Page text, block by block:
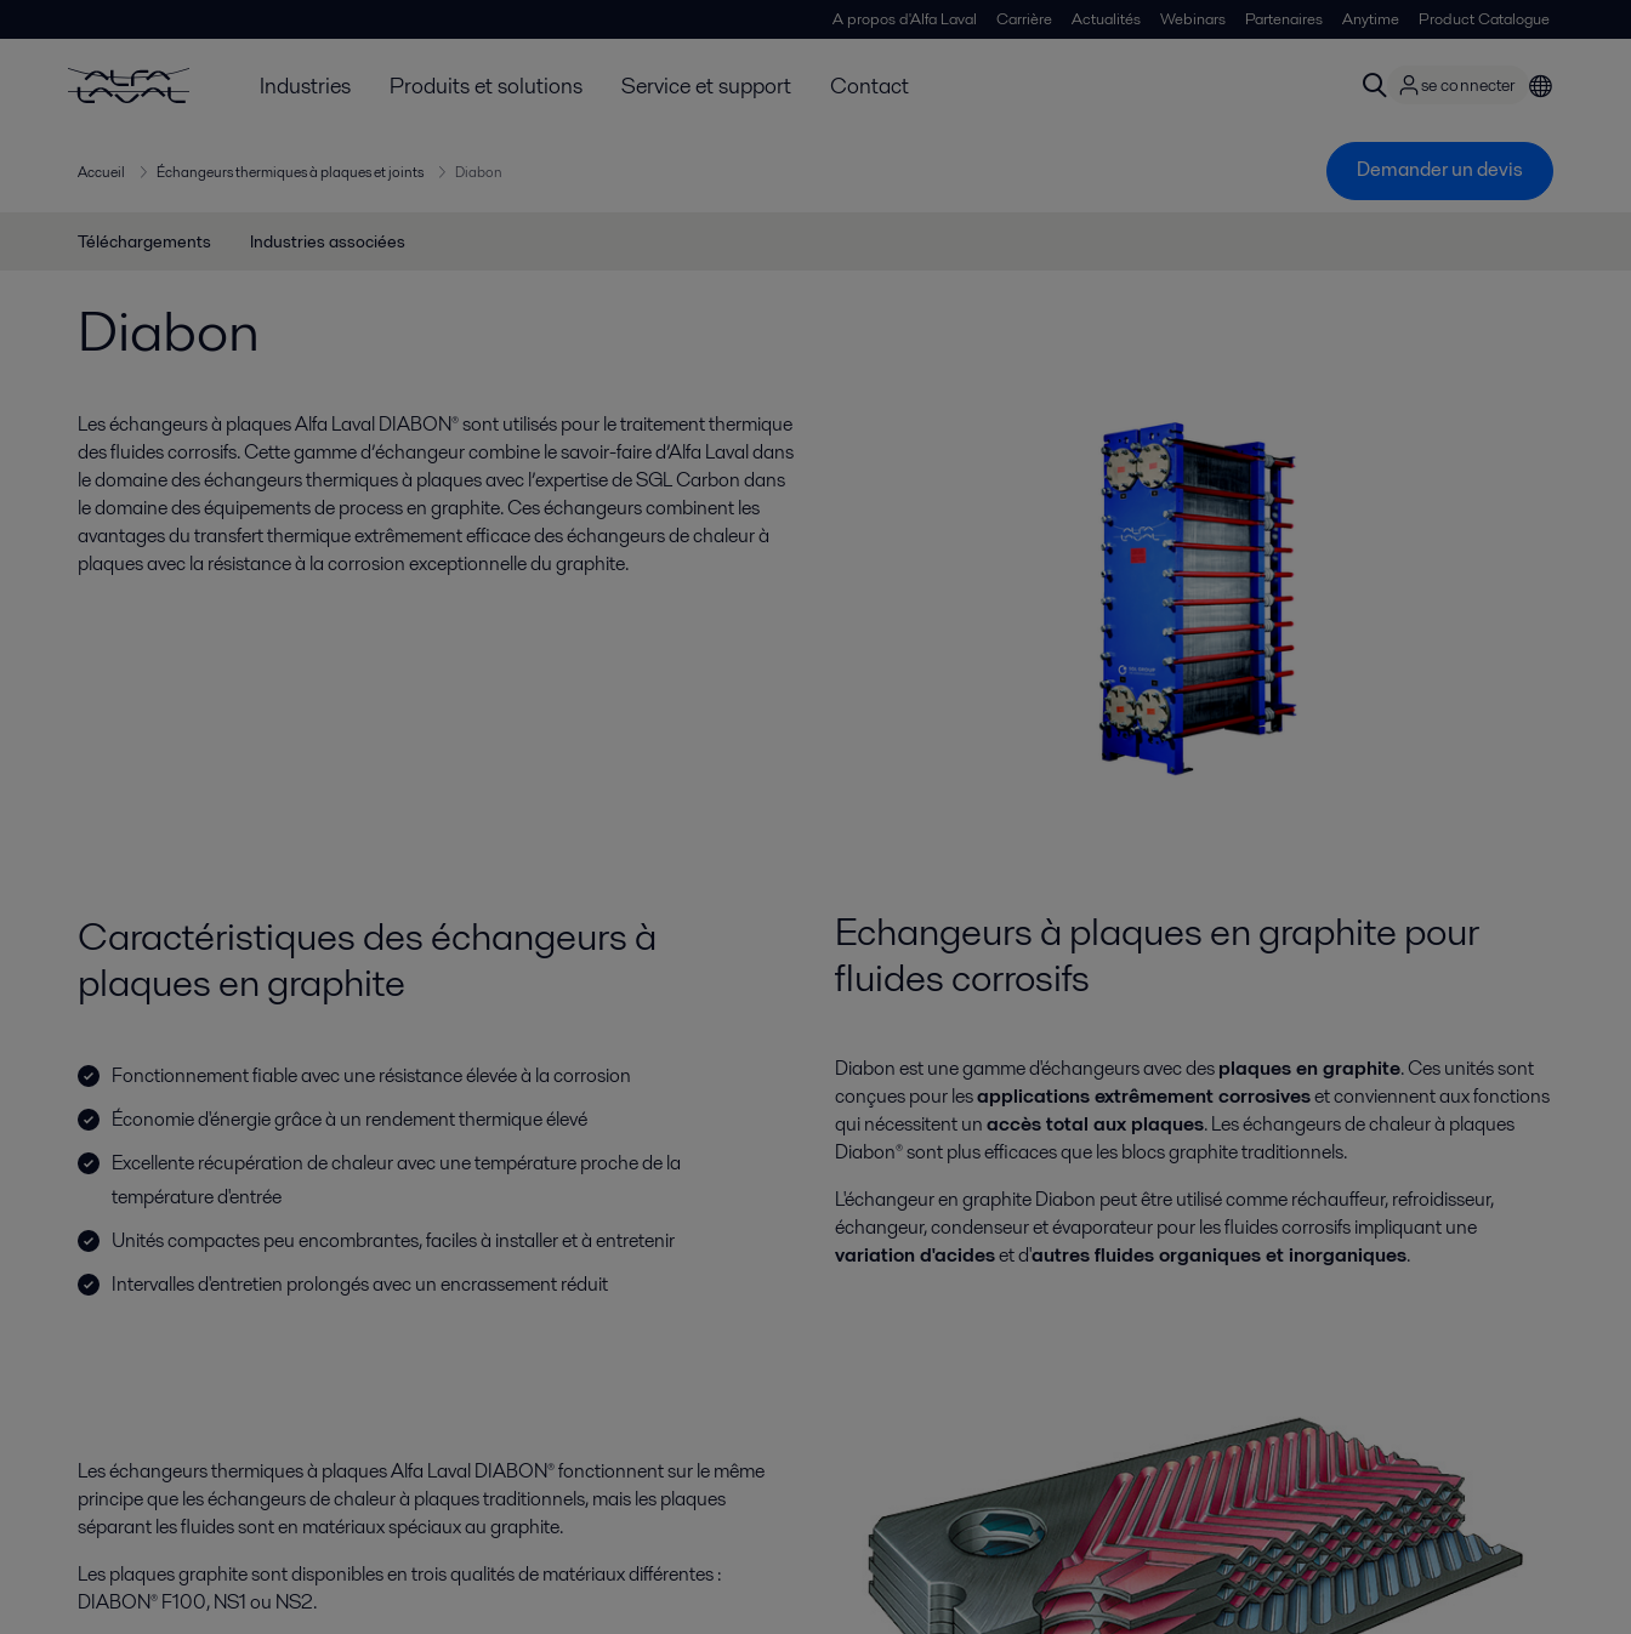
A propos d'Alfa Laval Carrière Actualités Webinars Partenaires Anytime Product Catalogue
Industries Produits et solutions Service et support Contact se connecter
Accueil Échangeurs thermiques à plaques et joints Diabon Demander un devis
Téléchargements Industries associées
Diabon
Les échangeurs à plaques Alfa Laval DIABON® sont utilisés pour le traitement thermique
des fluides corrosifs. Cette gamme d’échangeur combine le savoir-faire d’Alfa Laval dans
le domaine des échangeurs thermiques à plaques avec l’expertise de SGL Carbon dans
le domaine des équipements de process en graphite. Ces échangeurs combinent les
avantages du transfert thermique extrêmement efficace des échangeurs de chaleur à
plaques avec la résistance à la corrosion exceptionnelle du graphite.
Caractéristiques des échangeurs à
plaques en graphite
Fonctionnement fiable avec une résistance élevée à la corrosion
Économie d'énergie grâce à un rendement thermique élevé
Excellente récupération de chaleur avec une température proche de la
température d'entrée
Unités compactes peu encombrantes, faciles à installer et à entretenir
Intervalles d'entretien prolongés avec un encrassement réduit
Echangeurs à plaques en graphite pour
fluides corrosifs
Diabon est une gamme d'échangeurs avec desplaques en graphite. Ces unités sont
conçues pour lesapplications extrêmement corrosiveset conviennent aux fonctions
qui nécessitent unaccès total aux plaques. Les échangeurs de chaleur à plaques
Diabon® sont plus efficaces que les blocs graphite traditionnels.
L'échangeur en graphite Diabon peut être utilisé comme réchauffeur, refroidisseur,
échangeur, condenseur et évaporateur pour les fluides corrosifs impliquant une
variation d'acideset d'autres fluides organiques et inorganiques.
Les échangeurs thermiques à plaques Alfa Laval DIABON® fonctionnent sur le même
principe que les échangeurs de chaleur à plaques traditionnels, mais les plaques
séparant les fluides sont en matériaux spéciaux au graphite.
Les plaques graphite sont disponibles en trois qualités de matériaux différentes :
DIABON® F100, NS1 ou NS2.